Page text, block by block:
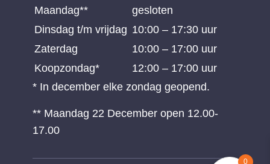
0
Maandag**
gesloten
Dinsdag t/m vrijdag 10:00 – 17:30 uur
Zaterdag
10:00 – 17:00 uur
Koopzondag*
12:00 – 17:00 uur
* In december elke zondag geopend.
** Maandag 22 December open 12.00-
17.00